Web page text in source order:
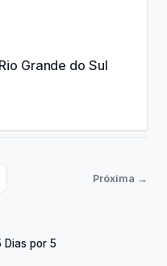
Grande do Sul
Próxima →
Dias por 5